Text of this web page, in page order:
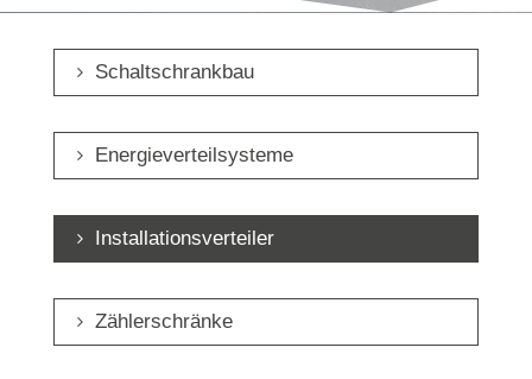
Schaltschrankbau
Energieverteilsysteme
Installationsverteiler
Zählerschränke